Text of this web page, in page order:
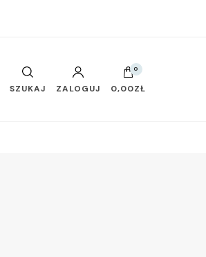
SZUKAJ ZALOGUJ
0
0,00ZŁ